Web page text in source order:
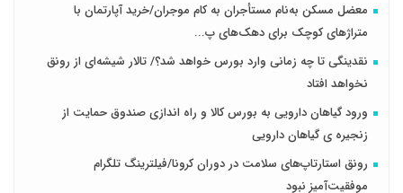
معضل مسکن به‌نام مستأجران به کام موجران/خرید آپارتمان با
متراژهای کوچک برای دهک‌های پ...
نقدینگی تا چه زمانی وارد بورس خواهد شد؟/ تالار شیشه‌ای از رونق
نخواهد افتاد
ورود گیاهان دارویی به بورس کالا و راه اندازی صندوق حمایت از
زنجیره ی گیاهان دارویی
رونق استارتاپ‌های سلامت در دوران کرونا/فیلترینگ تلگرام
موفقیت‌آمیز نبود